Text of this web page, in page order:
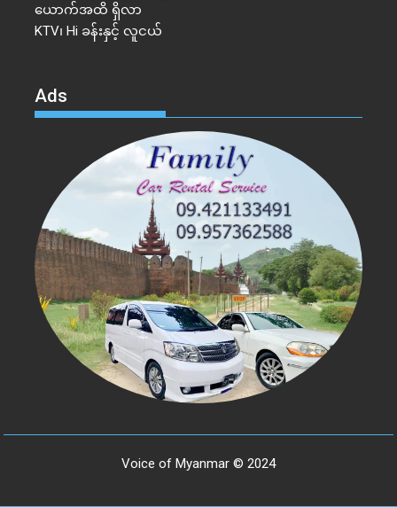
ယောက်အထိ ရှိလာ
KTV၊ Hi ခန်းနှင့် လူငယ်
Ads
Voice of Myanmar © 2024